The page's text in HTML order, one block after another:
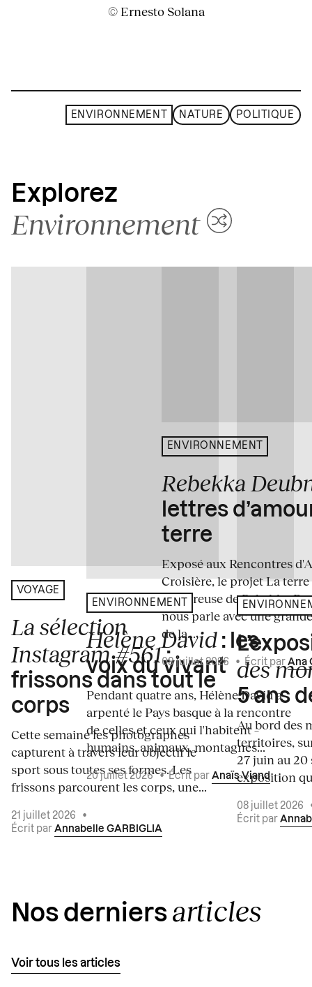
© Ernesto Solana
ENVIRONNEMENT NATURE POLITIQUE
Explorez
Environnement
VOYAGE
La sélection
Instagram #561:
frissons dans tout le
corps
Cette semaine les photographes
capturent à travers leur objectif le
sport sous toutes ses formes. Les
frissons parcourent les corps, une...
21 juillet 2026
•
Écrit par Annabelle GARBIGLIA
ENVIRONNEMENT
Hélène David : les
voix du vivant
Pendant quatre ans, Hélène David a
arpenté le Pays basque à la rencontre
de celles et ceux qui l'habitent –
humains, animaux, montagnes...
20 juillet 2026•Écrit par Anaïs Viand
ENVIRONNEMENT
Rebekka
lettres
terre
Exposé aux Rencontres
Croisière, le projet La terre
amoureuse de Rebekka
nous parle avec une
de la...
09 juillet 2026 • Écrit par Ana
des
5 ans
Au bord des
territoires,
27 juin au 20
exposition
08 juillet 2026
Écrit par
Nos derniers articles
Voir tous les articles